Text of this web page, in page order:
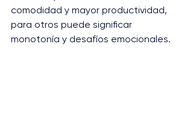
comodidad y mayor productividad,
para otros puede significar
monotonía y desafíos emocionales.